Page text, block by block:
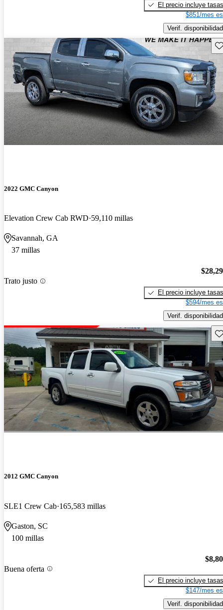
El precio incluye tasas
$851/mes
Verif. disponibilidad
2022 GMC Canyon
Elevation Crew Cab RWD 59,110 millas
Savannah, GA
37 millas
Trato justo
El precio incluye tasas
$594/mes
Verif. disponibilidad
2012 GMC Canyon
SLE1 Crew Cab 165,583 millas
Gaston, SC
100 millas
Buena oferta
El precio incluye tasas
$147/mes
Verif. disponibilidad